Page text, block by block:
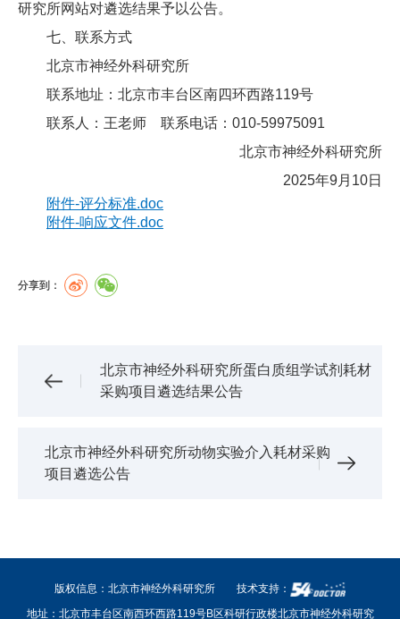
研究所网站对遴选结果予以公告。
七、联系方式
北京市神经外科研究所
联系地址：北京市丰台区南四环西路119号
联系人：王老师 联系电话：010-59975091
北京市神经外科研究所
2025年9月10日
附件-评分标准.doc
附件-响应文件.doc
分享到：
北京市神经外科研究所蛋白质组学试剂耗材
采购项目遴选结果公告
北京市神经外科研究所动物实验介入耗材采购
项目遴选公告
版权信息：北京市神经外科研究所 技术支持：
地址：北京市丰台区南西环西路119号B区科研行政楼北京市神经外科研究